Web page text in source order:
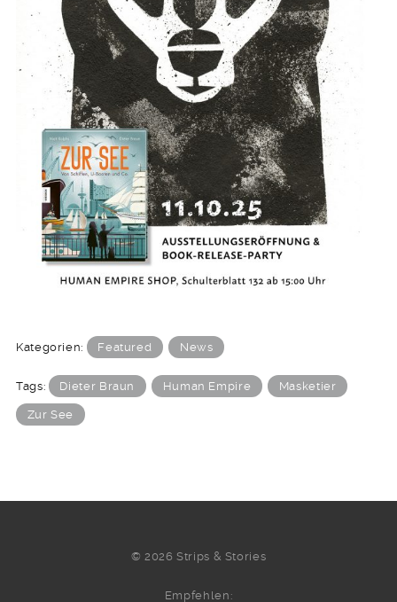
Kategorien: Featured News
Tags: Dieter Braun Human Empire Masketier
Zur See
© 2026 Strips & Stories
Empfehlen: